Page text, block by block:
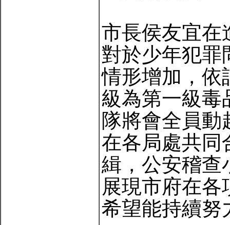
市長侯友宜在
對於少年犯罪
情形增加，依
級為第一級毒
隊將會全員
在各局處共同
緝，公安稽查
展現市府在
希望能持續努